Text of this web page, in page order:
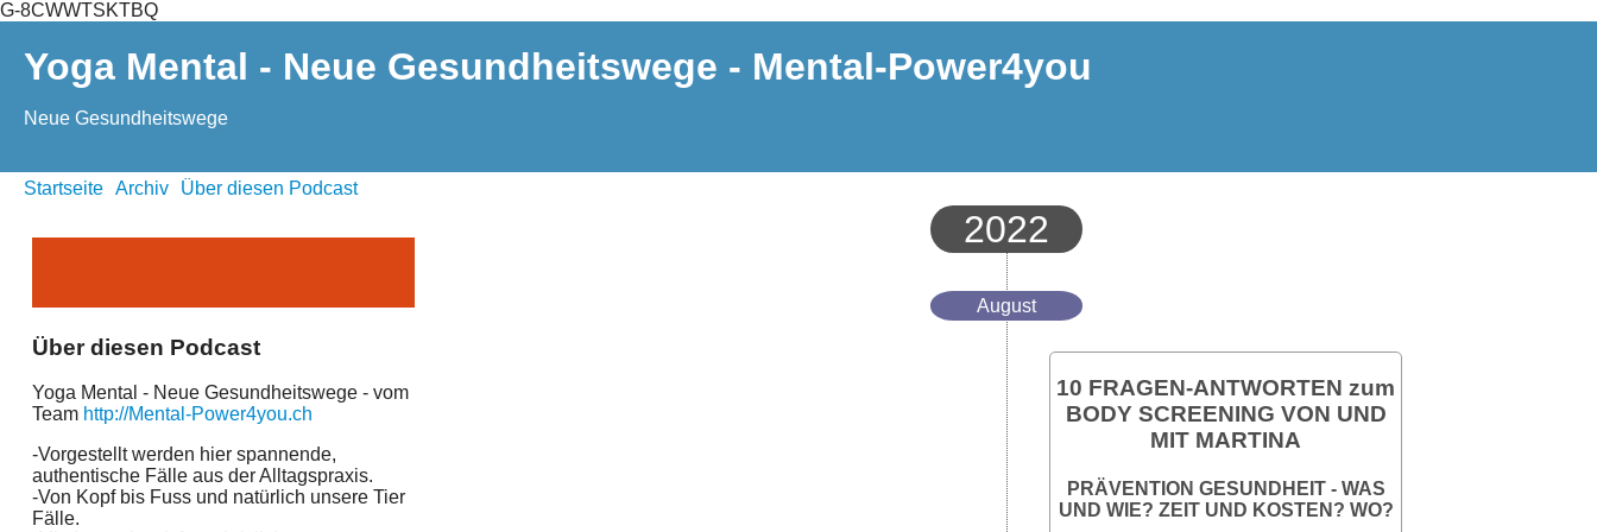
G-8CWWTSKTBQ
Yoga Mental - Neue Gesundheitswege - Mental-Power4you
Neue Gesundheitswege
Startseite Archiv Über diesen Podcast
Über diesen Podcast
Yoga Mental - Neue Gesundheitswege - vom
Team http://Mental-Power4you.ch
-Vorgestellt werden hier spannende,
authentische Fälle aus der Alltagspraxis.
-Von Kopf bis Fuss und natürlich unsere Tier
Fälle.
2022
August
10 FRAGEN-ANTWORTEN zum
BODY SCREENING VON UND
MIT MARTINA
PRÄVENTION GESUNDHEIT - WAS
UND WIE? ZEIT UND KOSTEN? WO?